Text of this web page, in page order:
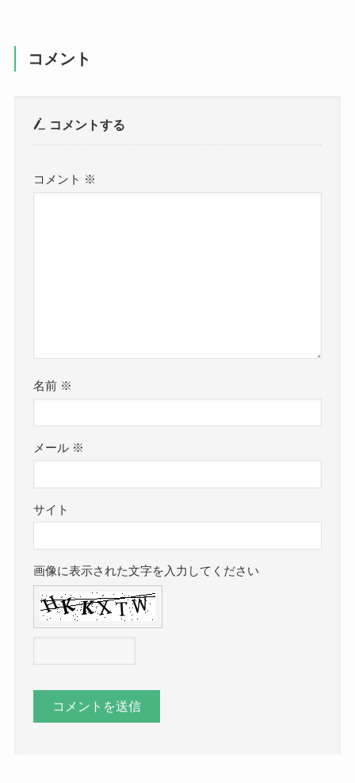
コメント
コメントする
コメント ※
名前 ※
メール ※
サイト
画像に表示された文字を入力してください